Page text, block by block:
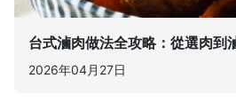
台式滷肉做法全攻略：從選肉到
2026年04月27日